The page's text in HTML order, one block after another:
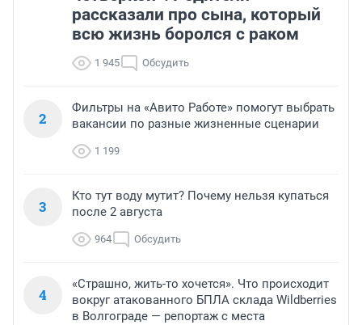
рассказали про сына, который
всю жизнь боролся с раком
1 945 Обсудить
2
Фильтры на «Авито Работе» помогут выбрать
вакансии по разные жизненные сценарии
1 199
3
Кто тут воду мутит? Почему нельзя купаться
после 2 августа
964 Обсудить
4
«Страшно, жить-то хочется». Что происходит
вокруг атакованного БПЛА склада Wildberries
в Волгограде — репортаж с места